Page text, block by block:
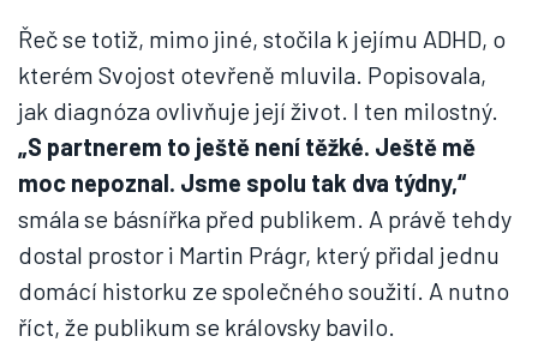
Řeč se totiž, mimo jiné, stočila k jejímu ADHD, o
kterém Svojost otevřeně mluvila. Popisovala,
jak diagnóza ovlivňuje její život. I ten milostný.
„S partnerem to ještě není těžké. Ještě mě
moc nepoznal. Jsme spolu tak dva týdny,“
smála se básnířka před publikem. A právě tehdy
dostal prostor i Martin Prágr, který přidal jednu
domácí historku ze společného soužití. A nutno
říct, že publikum se královsky bavilo.